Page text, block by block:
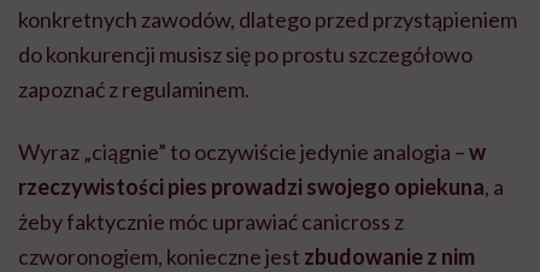
konkretnych zawodów, dlatego przed przystąpieniem
do konkurencji musisz się po prostu szczegółowo
zapoznać z regulaminem.
Wyraz „ciągnie” to oczywiście jedynie analogia –w
rzeczywistości pies prowadzi swojego opiekuna, a
żeby faktycznie móc uprawiać canicross z
czworonogiem, konieczne jest zbudowanie z nim